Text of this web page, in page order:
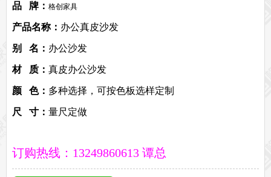
无纸化会议系统案例
办公家具资讯
走进格创家具
联系北琛深圳办公家具厂
关于北琛品牌办公家具
申请友情链接
品 牌： 格创家具
产品名称： 办公真皮沙发
别 名： 办公沙发
材 质： 真皮办公沙发
颜 色： 多种选择，可按色板选样定制
尺 寸： 量尺定做
订购热线：13249860613 谭总